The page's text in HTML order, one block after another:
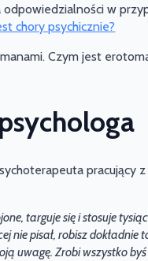
w
chory psychicznie?
Czym jest
pracujący
targuje się i stosuje
nie pisał, robisz dokładnie
uwagę. Zrobi wszystko